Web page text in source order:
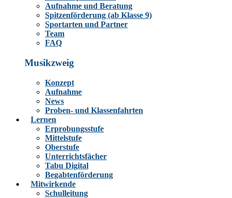
Aufnahme und Beratung
Spitzenförderung (ab Klasse 9)
Sportarten und Partner
Team
FAQ
Musikzweig
Konzept
Aufnahme
News
Proben- und Klassenfahrten
Lernen
Erprobungsstufe
Mittelstufe
Oberstufe
Unterrichtsfächer
Tabu Digital
Begabtenförderung
Mitwirkende
Schulleitung